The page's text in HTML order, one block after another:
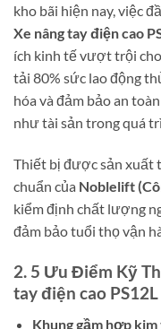
kho bãi hiện nay, việc
Xe nâng tay điện cao
ích kinh tế vượt trội
tải 80% sức lao động
hóa và đảm bảo an
như tài sản trong quá
Thiết bị được sản xuất
chuẩn của Noblelift
kiểm định chất lượng
đảm bảo tuổi thọ vận
2. 5 Ưu Điểm Kỹ
tay điện cao
Khung gầm hợp